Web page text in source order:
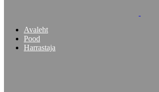
Avaleht
Pood
Harrastaja